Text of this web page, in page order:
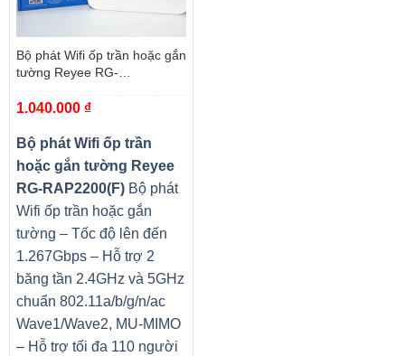
Bộ phát Wifi ốp trần hoặc gắn
tường Reyee RG-
1.040.000 ₫
Bộ phát Wifi ốp trần
hoặc gắn tường Reyee
RG-RAP2200(F)Bộ phát
Wifi ốp trần hoặc gắn
tường – Tốc độ lên đến
1.267Gbps – Hỗ trợ 2
băng tần 2.4GHz và 5GHz
chuẩn 802.11a/b/g/n/ac
Wave1/Wave2, MU-MIMO
– Hỗ trợ tối đa 110 người